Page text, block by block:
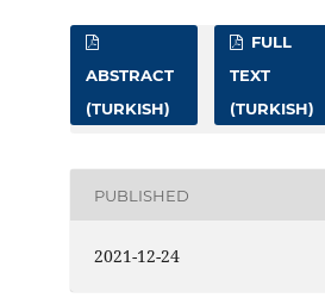
ABSTRACT
(TURKISH)
FULL
TEXT
(TURKISH)
PUBLISHED
2021-12-24